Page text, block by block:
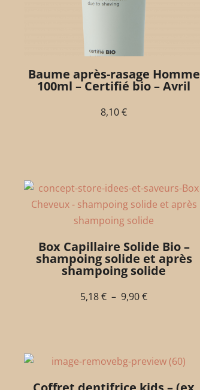
Baume après-rasage Homme
100ml – Certifié bio – Avril
8,10€
Box Capillaire Solide Bio –
shampoing solide et après
shampoing solide
5,18€ – 9,90€